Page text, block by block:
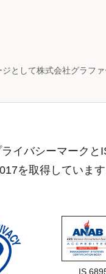
として株式会社グラファ
イバシーマークと
を取得しています
IS